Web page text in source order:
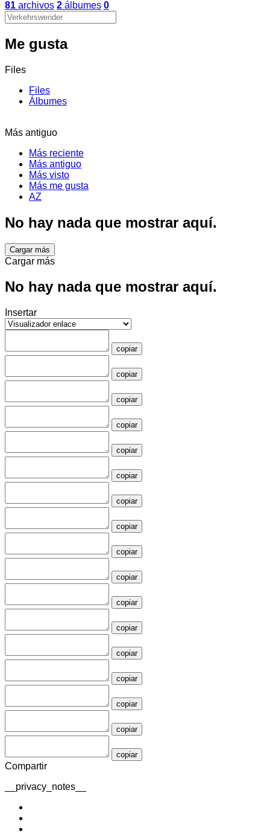
81 archivos 2 álbumes 0
Me gusta
Files
Files
Álbumes
Más antiguo
Más reciente
Más antiguo
Más visto
Más me gusta
AZ
No hay nada que mostrar aquí.
Cargar más
Cargar más
No hay nada que mostrar aquí.
Insertar
copiar
copiar
copiar
copiar
copiar
copiar
copiar
copiar
copiar
copiar
copiar
copiar
copiar
copiar
copiar
copiar
copiar
Compartir
__privacy_notes__